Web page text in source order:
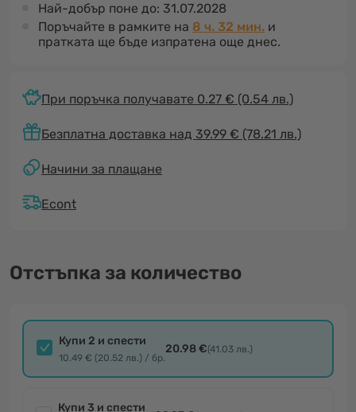
Най-добър поне до: 31.07.2028
Поръчайте в рамките на 8 ч. 32 мин. и
пратката ще бъде изпратена още днес.
При поръчка получавате 0.27 € (0.54 лв.)
Безплатна доставка над 39.99 € (78.21 лв.)
Начини за плащане
Econt
Отстъпка за количество
Купи 2 и спести
10.49 € (20.52 лв.) / бр.
20.98 €(41.03 лв.)
Купи 3 и спести